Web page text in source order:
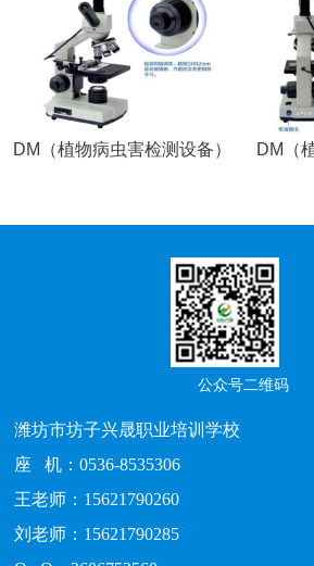
DM（植物病虫害检测设备） DM（
公众号二维码
潍坊市坊子兴晟职业培训学校
座 机：0536-8535306
王老师：15621790260
刘老师：15621790285